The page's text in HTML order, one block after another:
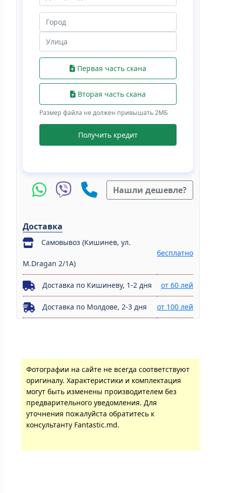
Первая часть скана
Вторая часть скана
Размер файла не должен привышать 2МБ
Получить кредит
Нашли дешевле?
Доставка
Самовывоз (Кишинев, ул.
M.Dragan 2/1A)
бесплатно
Доставка по Кишиневу, 1-2 дня от 60 лей
Доставка по Молдове, 2-3 дня от 100 лей
Фотографии на сайте не всегда соответствуют
оригиналу. Характеристики и комплектация
могут быть изменены производителем без
предварительного уведомления. Для
уточнения пожалуйста обратитесь к
консультанту Fantastic.md.